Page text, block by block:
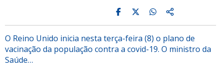
O Reino Unido inicia nesta terça-feira (8) o plano de
vacinação da população contra a covid-19. O ministro da
Saúde…